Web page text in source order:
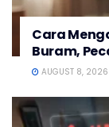
Cara
Buram,
AUGUST 8, 2026